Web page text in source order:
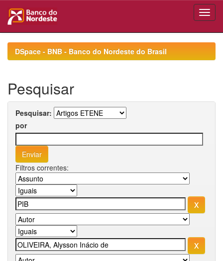
navigationDSpace - BNB - Banco do Nordeste do Brasil
Pesquisar
Pesquisar:
por
Filtros correntes: